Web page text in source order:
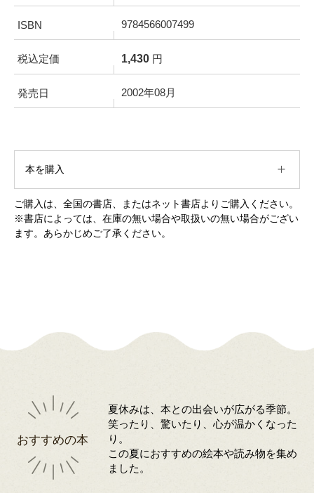
ISBN 9784566007499
税込定価 1,430円
発売日 2002年08月
本を購入
ご購入は、全国の書店、またはネット書店よりご購入ください。
※書店によっては、在庫の無い場合や取扱いの無い場合がござい
ます。あらかじめご了承ください。
おすすめの本
夏休みは、本との出会いが広がる季節。
笑ったり、驚いたり、心が温かくなった
り。
この夏におすすめの絵本や読み物を集め
ました。